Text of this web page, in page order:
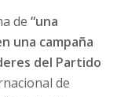
de “una
una campaña
del Partido
de